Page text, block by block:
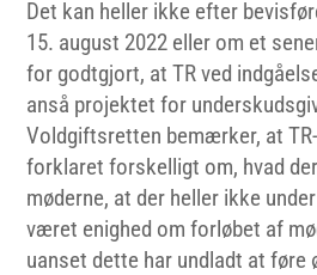
Det kan heller ikke efter
15. august 2022 eller om et
for godtgjort, at TR ved
anså projektet for
Voldgiftsretten bemærker, at
forklaret forskelligt om, hvad
møderne, at der heller ikke
været enighed om forløbet af
uanset dette har undladt at føre